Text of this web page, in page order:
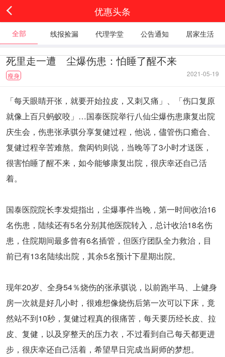
优惠头条
全部 线报捡漏 代理学堂 公告通知 居家生活
死里走一遭 尘爆伤患：怕睡了醒不来
瘦身 2021-05-19
「每天眼睛开张，就要开始拉皮，又刺又痛」、「伤口复原
就像上百只蚂蚁咬」…国泰医院举行八仙尘爆伤患康复出院
庆生会，伤患张承骐分享复健过程，他说，儘管伤口癒合、
复健过程辛苦难熬。詹闳钧则说，当晚等了3小时才送医，
很害怕睡了醒不来，如今能够康复出院，很庆幸还自己活
着。
国泰医院院长李发焜指出，尘爆事件当晚，第一时间收治16
名伤患，陆续还有5名分别其他医院转入，总计收治18名伤
患，住院期间最多曾有6名插管，但医疗团队全力救治，目
前已有13名陆续出院，其余5名预计下星期出院。
现年20岁、全身54％烧伤的张承骐说，以前跑半马、上健身
房一次就是好几小时，很难想像烧伤后第一次可以下床，竟
然站不到10秒，复健过程真的很痛苦，每天要历经长皮、拉
皮、复健，以及穿整天的压力衣，不过看到自己每天都更进
步，很庆幸还自己活着，希望早日完成当厨师的梦想。